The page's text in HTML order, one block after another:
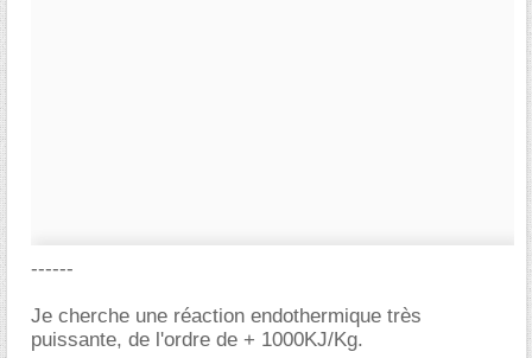
------
Je cherche une réaction endothermique très
puissante, de l'ordre de + 1000KJ/Kg.